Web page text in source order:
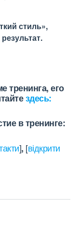
стиль»,
тренинга, его
здесь:
в тренинге:
], [відкрити